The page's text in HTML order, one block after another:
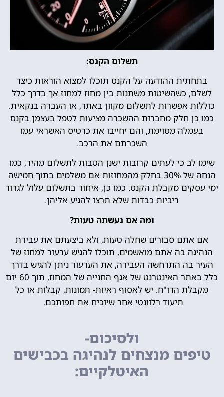
תשלום הקנס:
בתחתית ההודעה על הקנס תוכלו למצוא הוראות כיצד
לשלם, כשהשיטות משתנות בין מחוז למחוז אך בדרך כלל
כוללות אפשרות לתשלום מקוון באתר, או העברה בנקאית.
כמו כן חלק מחברות ההשכרה מציעות לטפל בעצמן בקנס
בעמלה מסוימת, והם יחייבו את כרטיס האשראי עמו
השכרתם את הרכב.
שימו לב כי לעתים קרובות ישנן הטבות לתשלום מהיר, כמו
הנחה של 30% בחלק מהמחוזות אם משלמים בתוך חמישה
ימי עסקים מקבלת הקנס. כמו כן, איחור בתשלום עלול לגרור
ריביות כבדות שלא תרצו להגיע אליהן.
ומה אם נעשתה טעות?
אם אתם סבורים שחלה טעות, ולא ביצעתם את עבירת
הנהיגה בה אתם מואשמים, תוכלו להגיש ערעור למחוז של
העיר בה התרחשה העבירה, את הערעור ניתן להגיש בדרך
כלל באתר האינטרנט של אגף החנייה של המחוז, תוך 60 יום
מקבלת הדו"ח. יש לאסוף ראיות- תמונות, קבלות או כל
תיעוד רלוונטי אחר שיוכיח את חפותכם.
ולסיכום-
טיפים מנצחים לנהיגה בכבישים
האיטלקיים: